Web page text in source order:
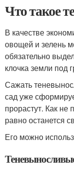
Что такое
В качестве
овощей и зелень
обязательно
клочка земли под
Сажать
сад уже
прорастут. Как
равно останется
Его можно